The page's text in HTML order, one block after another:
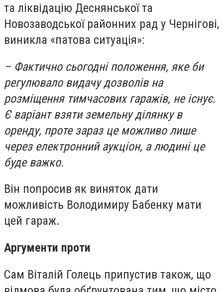
та ліквідацію Деснянської та
Новозаводської районних рад у Чернігові,
виникла «патова ситуація»:
– Фактично сьогодні положення, яке би
регулювало видачу дозволів на
розміщення тимчасових гаражів, не існує.
Є варіант взяти земельну ділянку в
оренду, проте зараз це можливо лише
через електронний аукціон, а людині це
буде важко.
Він попросив як виняток дати
можливість Володимиру Бабенку мати
цей гараж.
Аргументи проти
Сам Віталій Голець припустив також, що